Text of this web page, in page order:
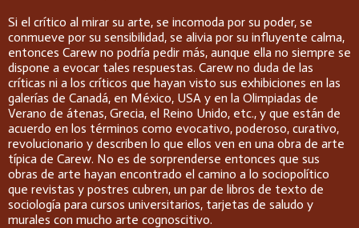
Si el crítico al mirar su arte, se incomoda por su poder, se
conmueve por su sensibilidad, se alivia por su influyente calma,
entonces Carew no podría pedir más, aunque ella no siempre se
dispone a evocar tales respuestas. Carew no duda de las
críticas ni a los críticos que hayan visto sus exhibiciones en las
galerías de Canadá, en México, USA y en la Olimpiadas de
Verano de átenas, Grecia, el Reino Unido, etc., y que están de
acuerdo en los términos como evocativo, poderoso, curativo,
revolucionario y describen lo que ellos ven en una obra de arte
típica de Carew. No es de sorprenderse entonces que sus
obras de arte hayan encontrado el camino a lo sociopolítico
que revistas y postres cubren, un par de libros de texto de
sociología para cursos universitarios, tarjetas de saludo y
murales con mucho arte cognoscitivo.